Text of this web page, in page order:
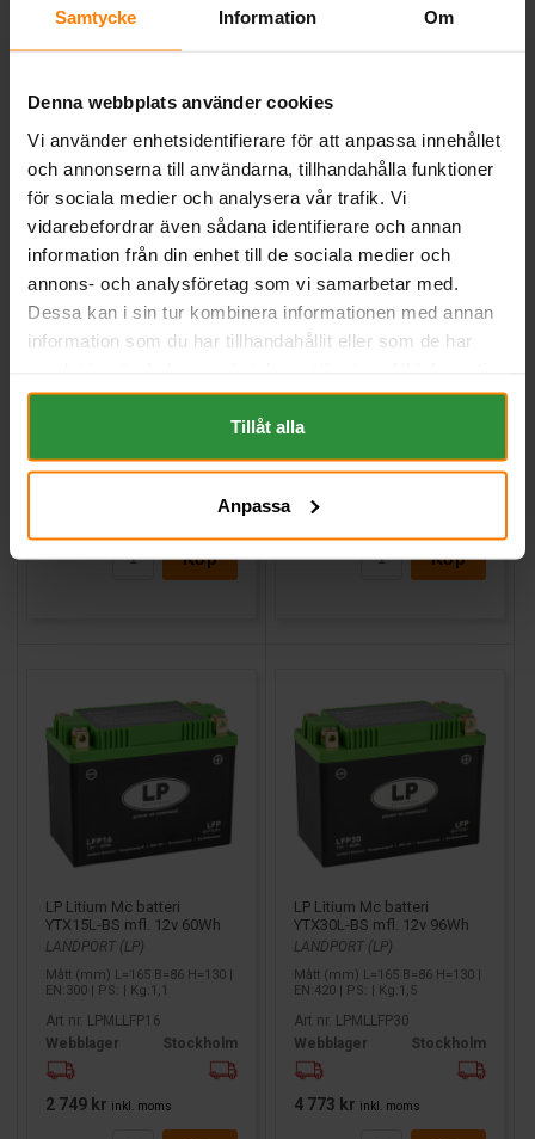
Samtycke Information Om
Denna webbplats använder cookies
Vi använder enhetsidentifierare för att anpassa innehållet
och annonserna till användarna, tillhandahålla funktioner
för sociala medier och analysera vår trafik. Vi
vidarebefordrar även sådana identifierare och annan
information från din enhet till de sociala medier och
annons- och analysföretag som vi samarbetar med.
Dessa kan i sin tur kombinera informationen med annan
information som du har tillhandahållit eller som de har
om "Cookies" och ditt val finner du på vår Cookie sida
längst ner i "footern" på sidan.
Tillåt alla
Anpassa
LP Mc Batteri AGM 12V
3,5Ah YTX4L-BS
EN: | PS: | Kg:1,3
Köp
LP Mc Batteri 6v 4Ah 6N4A-
4D
EN: | PS: | Kg:0,8
Art nr. LP6N4A-4D
201 kr
Köp
LP Litium Mc batteri
YTX15L-BS mfl. 12v 60Wh
LANDPORT (LP)
Mått (mm) L=165 B=86 H=130 |
EN:300 | PS: | Kg:1,1
Art nr. LPMLLFP16
Webblager
Stockholm
2 749 kr inkl. moms
LP Litium Mc batteri
YTX30L-BS mfl. 12v 96Wh
LANDPORT (LP)
Mått (mm) L=165 B=86 H=130 |
EN:420 | PS: | Kg:1,5
Art nr. LPMLLFP30
Webblager
Stockholm
4 773 kr inkl. moms